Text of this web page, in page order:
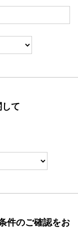
て
件のご確認をお